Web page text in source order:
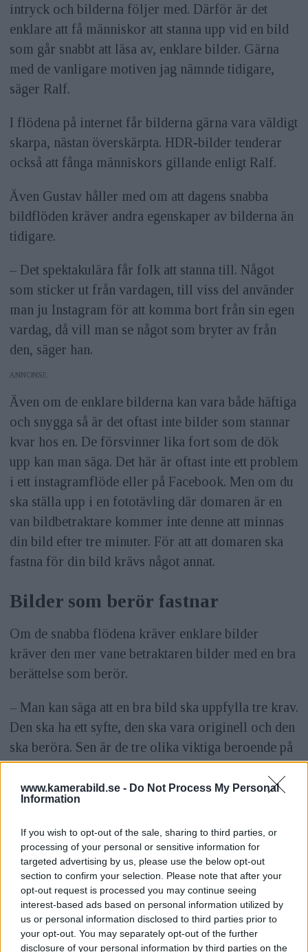
www.kamerabild.se - Do Not Process My Personal
Information
If you wish to opt-out of the sale, sharing to third parties, or
processing of your personal or sensitive information for
targeted advertising by us, please use the below opt-out
section to confirm your selection. Please note that after your
opt-out request is processed you may continue seeing
interest-based ads based on personal information utilized by
us or personal information disclosed to third parties prior to
your opt-out. You may separately opt-out of the further
disclosure of your personal information by third parties on the
intryck och bilderna följer med. Därför är det
enklare att få människor att stanna upp vid en bild
som går snabbt att läsa av, enklare bilder. Gärna
med de vanligare motiven jag nämnde tidigare,
säger Ralf.
I flödena på internet får bilderna gärna vara väldigt
skarpa, nästan överskärpta. HDR-bilder tenderar
också att fånga människors gillande enligt Ralf.
Även Gustav håller med om att dagens snabba
bildflöden kräver andra egenskaper av bilderna än
tidigare.
– Det spektakulära får folk att stanna till. Något
som sticker ut från vardagen, till viss del använder
man ju Instagram för att komma bort från sin egen
vardag, då vill man se något som bryter av från
den, säger han.
ANNONS
Även om de enklare bilderna kan vara både häftiga
och snygga så är det oftast inte bilder som stannar
kvar hos en. De försvinner lika fort som de dök
upp kan man säga. Det här är oftast inte ett problem
i ett instagramflöde eller på Facebook. Men om du
ska ställa upp i en fototävling där domaren är en
van bildbetraktare kommer inte denne att minnas
din bild efter tre minuter. För att att domaren ska
fastna för din bild krävs något annat.
Bilder som berör fastnar
Om de snabba flödena kräver enklare bilder
kräver den mer vane betraktaren bilder med en bra
berättelse som berör.
– Man kan säga att en bra bild ska uppfylla tre krav.
Den ska ha ett syfte, den ska vara originell och den
ska beröra. Sen är de tre olika viktiga beroende på
vad det är för typ av bild, menar Ralf.
ANNONS
från det att du väljer utsnitt tills dess att du
redigerar, varje beslut ska ha ett syfte. Du ska
kunna rättfärdiga varför du gör som du gör. Att
bilderna ska vara originella är helt enkelt för att du
ska försöka göra något annorlunda. Om du
fotograferar ett vanligt motiv kanske du ska göra